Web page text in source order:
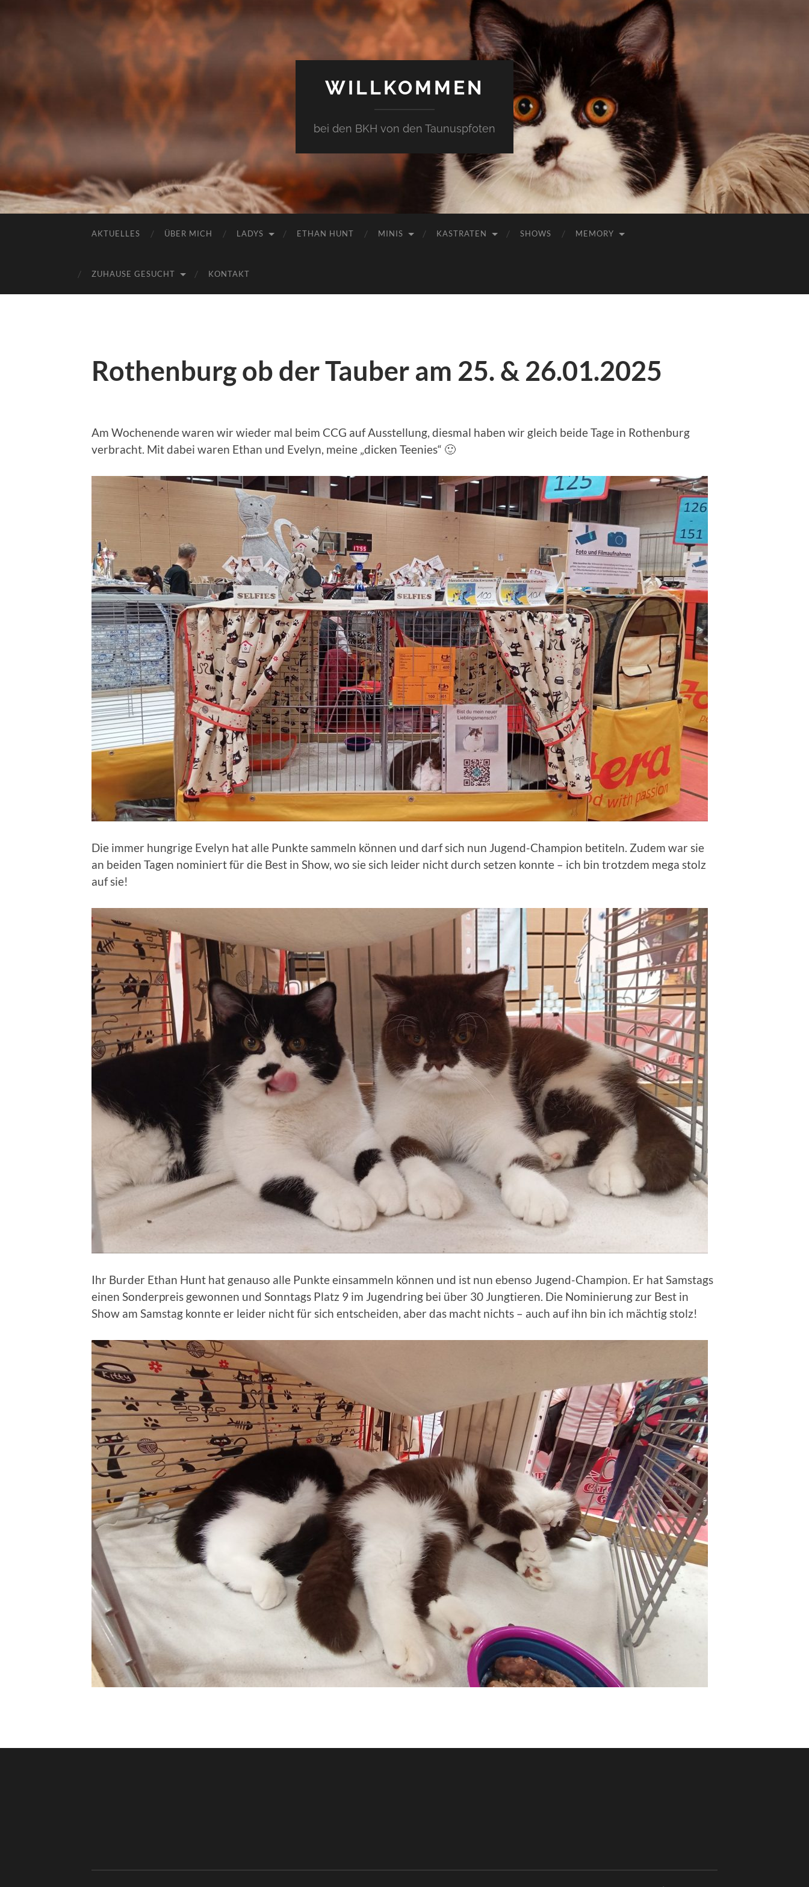
WILLKOMMEN
bei den BKH von den Taunuspfoten
AKTUELLES ÜBER MICH LADYS ETHAN HUNT MINIS KASTRATEN SHOWS MEMORY
ZUHAUSE GESUCHT KONTAKT
Rothenburg ob der Tauber am 25. & 26.01.2025
Am Wochenende waren wir wieder mal beim CCG auf Ausstellung, diesmal haben wir gleich beide Tage in Rothenburg
verbracht. Mit dabei waren Ethan und Evelyn, meine „dicken Teenies“ 🙂
Die immer hungrige Evelyn hat alle Punkte sammeln können und darf sich nun Jugend-Champion betiteln. Zudem war sie
an beiden Tagen nominiert für die Best in Show, wo sie sich leider nicht durch setzen konnte – ich bin trotzdem mega stolz
auf sie!
Ihr Burder Ethan Hunt hat genauso alle Punkte einsammeln können und ist nun ebenso Jugend-Champion. Er hat Samstags
einen Sonderpreis gewonnen und Sonntags Platz 9 im Jugendring bei über 30 Jungtieren. Die Nominierung zur Best in
Show am Samstag konnte er leider nicht für sich entscheiden, aber das macht nichts – auch auf ihn bin ich mächtig stolz!